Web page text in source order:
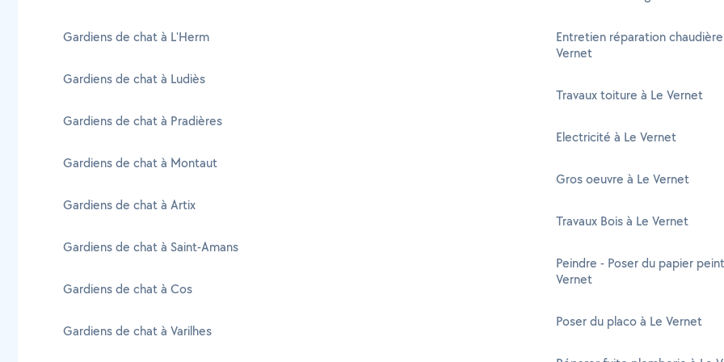
Gardiens de chat à L'Herm
Gardiens de chat à Ludiès
Gardiens de chat à Pradières
Gardiens de chat à Montaut
Gardiens de chat à Artix
Gardiens de chat à Saint-Amans
Gardiens de chat à Cos
Gardiens de chat à Varilhes
Entretien réparation
Vernet
Travaux toiture à Le Vernet
Electricité à Le Vernet
Gros oeuvre à Le Vernet
Travaux Bois à Le Vernet
Peindre - Poser du papier
Vernet
Poser du placo à Le Vernet